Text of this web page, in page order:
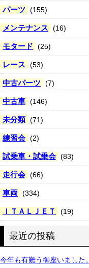
パーツ (155)
メンテナンス (16)
モタード (25)
レース (53)
中古パーツ (7)
中古車 (146)
未分類 (71)
練習会 (2)
試乗車・試乗会 (83)
走行会 (66)
車両 (334)
ＩＴＡＬＪＥＴ (19)
最近の投稿
今年も有難う御座いました。